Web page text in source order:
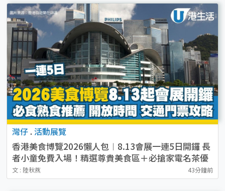
灣仔 . 活動展覽
香港美食博覽2026懶人包︱8.13會展一連5日開鑼 長
者小童免費入場！精選尊貴美食區＋必搶家電名茶優
惠
文 : 陸秋燕 43分鐘前